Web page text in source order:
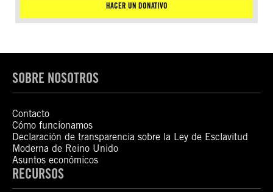
HACER UN DONATIVO
SOBRE NOSOTROS
Contacto
Cómo funcionamos
Declaración de transparencia sobre la Ley de Esclavitud
Moderna de Reino Unido
Asuntos económicos
RECURSOS